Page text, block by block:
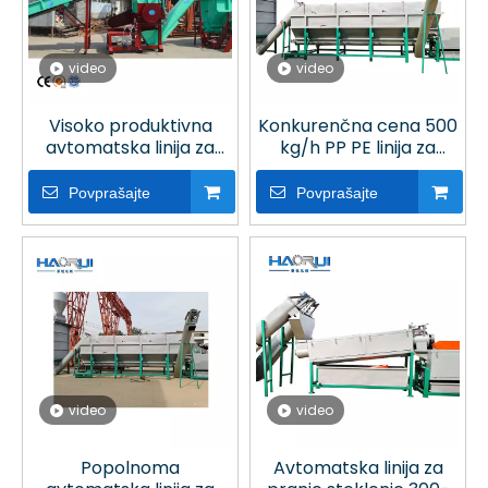
video
Visoko produktivna
avtomatska linija za
pranje steklenic Pp Pe z
vročim pranjem za
recikliranje plastike
Povprašajte
video
Konkurenčna cena 500
kg/h PP PE linija za
pranje steklenic za
recikliranje plastike
Povprašajte
video
Popolnoma
video
Avtomatska linija za